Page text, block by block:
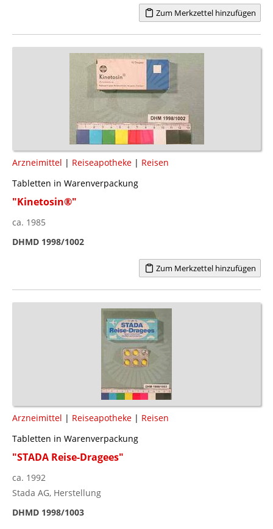
Zum Merkzettel hinzufügen
Arzneimittel | Reiseapotheke | Reisen
Tabletten in Warenverpackung
"Kinetosin®"
ca. 1985
DHMD 1998/1002
Zum Merkzettel hinzufügen
Arzneimittel | Reiseapotheke | Reisen
Tabletten in Warenverpackung
"STADA Reise-Dragees"
ca. 1992
Stada AG, Herstellung
DHMD 1998/1003